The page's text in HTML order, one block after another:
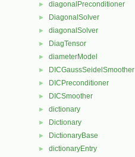
► diagonalPreconditioner
► DiagonalSolver
► diagonalSolver
► DiagTensor
► diameterModel
► DICGaussSeidelSmoother
► DICPreconditioner
► DICSmoother
► dictionary
► Dictionary
► DictionaryBase
► dictionaryEntry